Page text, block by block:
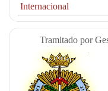
Internacional
Tramitado por